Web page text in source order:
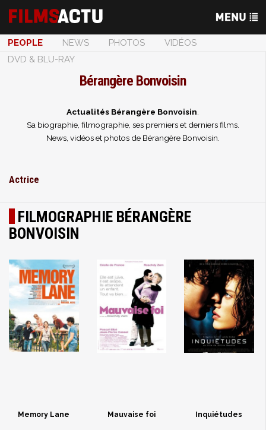
PEOPLE NEWS PHOTOS
VIDÉOS
DVD & BLU-RAY
Bérangère Bonvoisin
Actualités Bérangère Bonvoisin
Sa biographie, filmographie, ses premiers et derniers films.
News, vidéos et photos de Bérangère Bonvoisin.
Actrice
FILMOGRAPHIE BÉRANGÈRE
BONVOISIN
Memory Lane Mauvaise foi Inquiétudes